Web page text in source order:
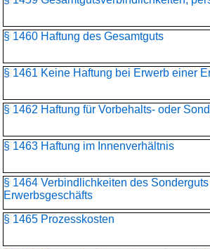
§ 1460 Haftung des Gesamtguts
§ 1461 Keine Haftung bei Erwerb einer
§ 1462 Haftung für Vorbehalts- oder
§ 1463 Haftung im Innenverhältnis
§ 1464 Verbindlichkeiten des
Erwerbsgeschäfts
§ 1465 Prozesskosten